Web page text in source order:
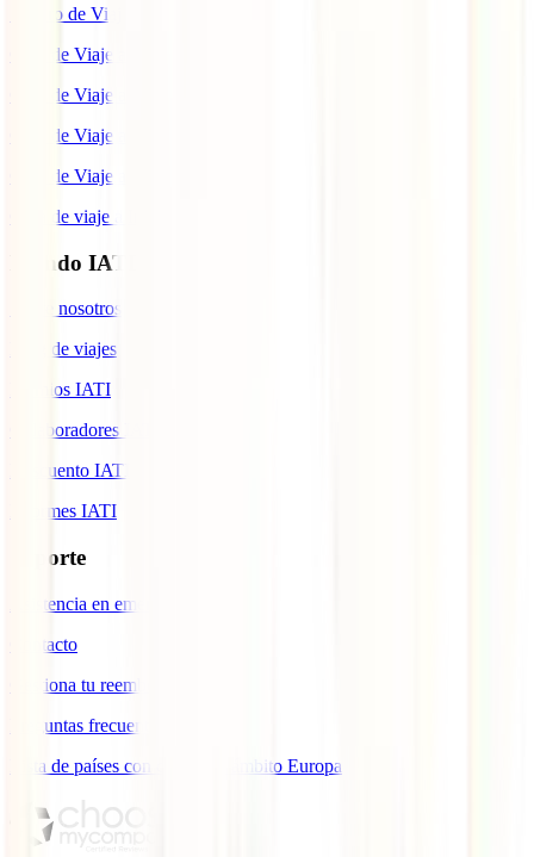
Seguro de Viaje a Colombia
Guía de Viaje a Estados Unidos
Guía de Viaje a México
Guía de Viaje a Marruecos
Guía de Viaje a Cuba
Guía de viaje a Indonesia
Mundo IATI
Sobre nosotros
Blog de viajes
Premios IATI
Colaboradores IATI
Descuento IATI
Informes IATI
Soporte
Asistencia en emergencias
Contacto
Gestiona tu reembolso
Preguntas frecuentes
Lista de países con cobertura ámbito Europa